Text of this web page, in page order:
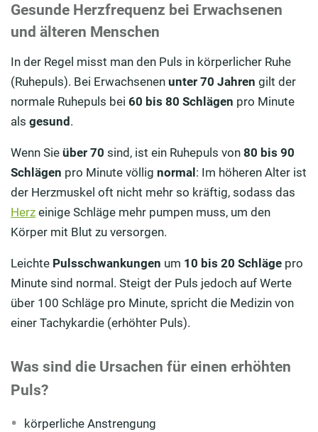
Gesunde Herzfrequenz bei Erwachsenen
und älteren Menschen
In der Regel misst man den Puls in körperlicher Ruhe
(Ruhepuls). Bei Erwachsenen unter 70 Jahren gilt der
normale Ruhepuls bei 60 bis 80 Schlägen pro Minute
als gesund .
Wenn Sie über 70 sind, ist ein Ruhepuls von 80 bis 90
Schlägen pro Minute völlig normal : Im höheren Alter ist
der Herzmuskel oft nicht mehr so kräftig, sodass das
Herz einige Schläge mehr pumpen muss, um den
Körper mit Blut zu versorgen.
Leichte Pulsschwankungen um 10 bis 20 Schläge pro
Minute sind normal. Steigt der Puls jedoch auf Werte
über 100 Schläge pro Minute, spricht die Medizin von
einer Tachykardie (erhöhter Puls).
Was sind die Ursachen für einen erhöhten
Puls?
körperliche Anstrengung